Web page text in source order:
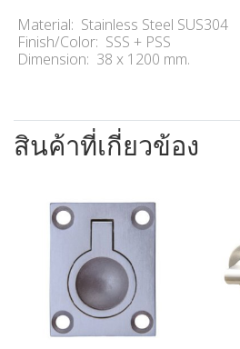
Material: Stainless Steel SUS304
Finish/Color: SSS + PSS
Dimension: 38 x 1200 mm.
สินค้าที่เกี่ยวข้อง